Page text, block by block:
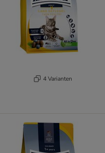
4 Varianten